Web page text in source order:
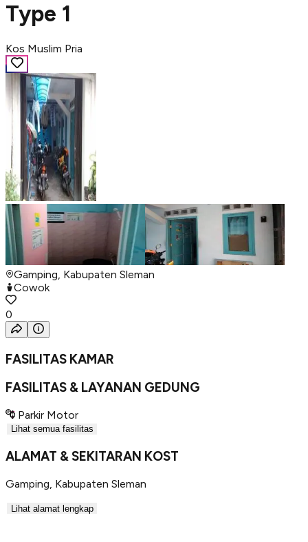
Type 1
Kos Muslim Pria
Gamping, Kabupaten Sleman
Cowok
0
FASILITAS KAMAR
FASILITAS & LAYANAN GEDUNG
Parkir Motor
Lihat semua fasilitas
ALAMAT & SEKITARAN KOST
Gamping, Kabupaten Sleman
Lihat alamat lengkap